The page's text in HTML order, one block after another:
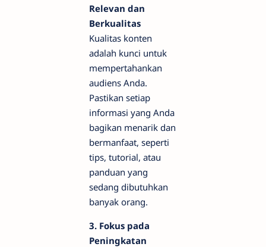
Relevan dan
Berkualitas
Kualitas konten
adalah kunci untuk
mempertahankan
audiens Anda.
Pastikan setiap
informasi yang Anda
bagikan menarik dan
bermanfaat, seperti
tips, tutorial, atau
panduan yang
sedang dibutuhkan
banyak orang.
3. Fokus pada
Peningkatan